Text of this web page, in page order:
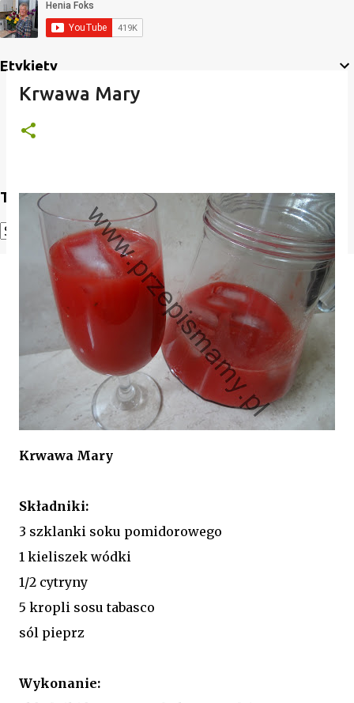
Etykiety
Translate
Powered by Translate
Krwawa Mary
Krwawa Mary
Składniki:
3 szklanki soku pomidorowego
1 kieliszek wódki
1/2 cytryny
5 kropli sosu tabasco
sól pieprz
Wykonanie: